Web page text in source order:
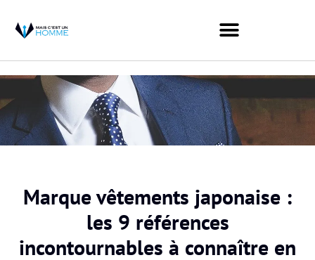
Marque vêtements japonaise :
les 9 références
incontournables à connaître en